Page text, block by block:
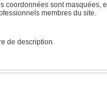
coordonnées sont masquées,
membres du site.
de description